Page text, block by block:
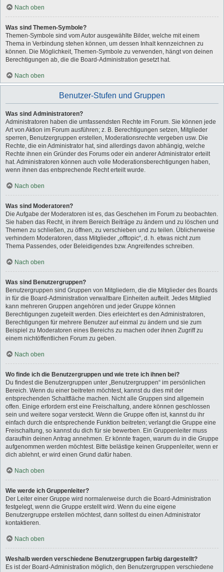
Nach oben
Was sind Themen-Symbole?
Themen-Symbole sind vom Autor ausgewählte Bilder, welche mit einem
Thema in Verbindung stehen können, um dessen Inhalt kennzeichnen zu
können. Die Möglichkeit, Themen-Symbole zu verwenden, hängt von deinen
Berechtigungen ab, die die Board-Administration gesetzt hat.
Nach oben
Benutzer-Stufen und Gruppen
Was sind Administratoren?
Administratoren haben die umfassendsten Rechte im Forum. Sie können jede
Art von Aktion im Forum ausführen; z. B. Berechtigungen setzen, Mitglieder
sperren, Benutzergruppen erstellen, Moderationsrechte vergeben usw. Die
Rechte, die ein Administrator hat, sind allerdings davon abhängig, welche
Rechte ihnen ein Gründer des Forums oder ein anderer Administrator erteilt
hat. Administratoren können auch volle Moderationsberechtigungen haben,
wenn ihnen das entsprechende Recht erteilt wurde.
Nach oben
Was sind Moderatoren?
Die Aufgabe der Moderatoren ist es, das Geschehen im Forum zu beobachten.
Sie haben das Recht, in ihrem Bereich Beiträge zu ändern und zu löschen und
Themen zu schließen, zu öffnen, zu verschieben und zu teilen. Üblicherweise
verhindern Moderatoren, dass Mitglieder „offtopic“, d. h. etwas nicht zum
Thema Passendes, oder Beleidigendes bzw. Angreifendes schreiben.
Nach oben
Was sind Benutzergruppen?
Benutzergruppen sind Gruppen von Mitgliedern, die die Mitglieder des Boards
in für die Board-Administration verwaltbare Einheiten aufteilt. Jedes Mitglied
kann mehreren Gruppen angehören und jeder Gruppe können
Berechtigungen zugeteilt werden. Dies erleichtert es den Administratoren,
Berechtigungen für mehrere Benutzer auf einmal zu ändern und sie zum
Beispiel zu Moderatoren eines Bereichs zu machen oder ihnen Zugriff zu
einem nichtöffentlichen Forum zu geben.
Nach oben
Wo finde ich die Benutzergruppen und wie trete ich ihnen bei?
Du findest die Benutzergruppen unter „Benutzergruppen“ im persönlichen
Bereich. Wenn du einer beitreten möchtest, kannst du dies mit der
entsprechenden Schaltfläche machen. Nicht alle Gruppen sind allgemein
offen. Einige erfordern erst eine Freischaltung, andere können geschlossen
sein und weitere sogar versteckt. Wenn die Gruppe offen ist, kannst du ihr
einfach durch die entsprechende Funktion beitreten; verlangt die Gruppe eine
Freischaltung, so kannst du dich für sie bewerben. Ein Gruppenleiter muss
daraufhin deinen Antrag annehmen. Er könnte fragen, warum du in die Gruppe
aufgenommen werden möchtest. Bitte belästige keinen Gruppenleiter, wenn er
dich ablehnt, er wird einen Grund dafür haben.
Nach oben
Wie werde ich Gruppenleiter?
Der Leiter einer Gruppe wird normalerweise durch die Board-Administration
festgelegt, wenn die Gruppe erstellt wird. Wenn du eine eigene
Benutzergruppe erstellen möchtest, dann solltest du einen Administrator
kontaktieren.
Nach oben
Weshalb werden verschiedene Benutzergruppen farbig dargestellt?
Es ist der Board-Administration möglich, den Benutzergruppen verschiedene